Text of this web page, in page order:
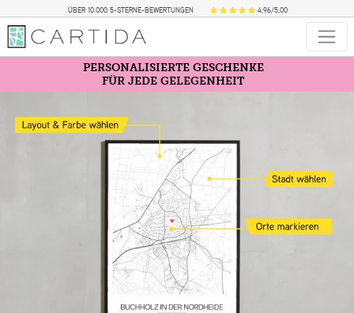
ÜBER 10.000 5-STERNE-BEWERTUNGEN 4,96/5,00
PERSONALISIERTE GESCHENKE
FÜR JEDE GELEGENHEIT